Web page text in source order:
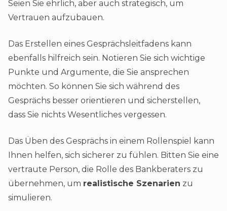
Seien Sie ehrlich, aber auch strategisch, um
Vertrauen aufzubauen.
Das Erstellen eines Gesprächsleitfadens kann
ebenfalls hilfreich sein. Notieren Sie sich wichtige
Punkte und Argumente, die Sie ansprechen
möchten. So können Sie sich während des
Gesprächs besser orientieren und sicherstellen,
dass Sie nichts Wesentliches vergessen.
Das Üben des Gesprächs in einem Rollenspiel kann
Ihnen helfen, sich sicherer zu fühlen. Bitten Sie eine
vertraute Person, die Rolle des Bankberaters zu
übernehmen, um realistische Szenarien zu
simulieren.